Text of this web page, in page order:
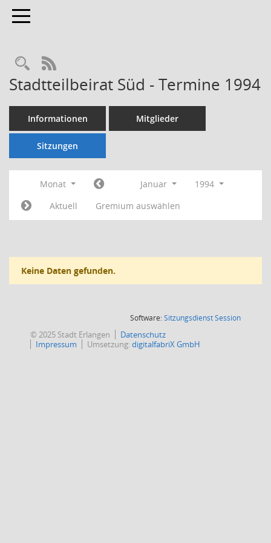
Toggle navigation
Rechercheauswahl
RSS-Feed
Stadtteilbeirat Süd - Termine 1994
Informationen Mitglieder
Sitzungen
Monat Januar
1994
Aktuell
Gremium auswählen
Keine Daten gefunden.
Software:SitzungsdienstSession(Wird in
© 2025 Stadt Erlangen
Datenschutz
Impressum
Umsetzung:digitalfabriX GmbH